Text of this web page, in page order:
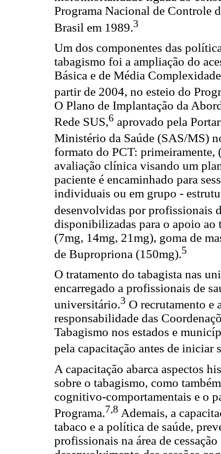
Programa Nacional de Controle
Brasil em 1989.3
Um dos componentes das
tabagismo foi a ampliação do
Básica e de Média
partir de 2004, no esteio do
O Plano de Implantação da
Rede SUS,6 aprovado pela
Ministério da Saúde (SAS/MS)
formato do PCT: primeiramente,
avaliação clínica visando um
paciente é encaminhado para
individuais ou em grupo -
desenvolvidas por profissionais
disponibilizadas para o apoio ao
(7mg, 14mg, 21mg), goma de
de Bupropriona (150mg).5
O tratamento do tabagista nas
encarregado a profissionais de
universitário.3 O recrutamento e
responsabilidade das
Tabagismo nos estados e
pela capacitação antes de iniciar
A capacitação abarca aspectos
sobre o tabagismo, como
cognitivo-comportamentais e o
Programa.7,8 Ademais, a
tabaco e a política de saúde,
profissionais na área de